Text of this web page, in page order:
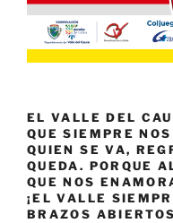
EL VALLE DEL
QUE SIEMPRE
QUIEN SE VA,
QUEDA. PORQUE
QUE NOS
¡EL VALLE
BRAZOS